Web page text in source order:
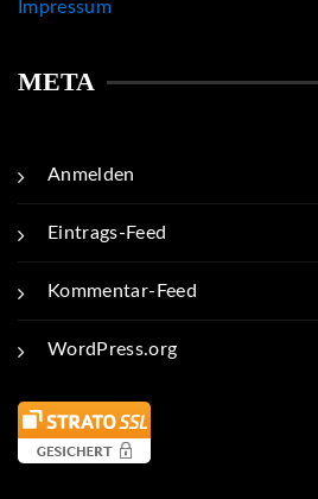
Impressum
META
Anmelden
Eintrags-Feed
Kommentar-Feed
WordPress.org